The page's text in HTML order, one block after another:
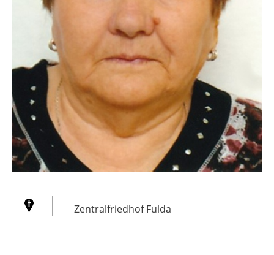
Zentralfriedhof Fulda